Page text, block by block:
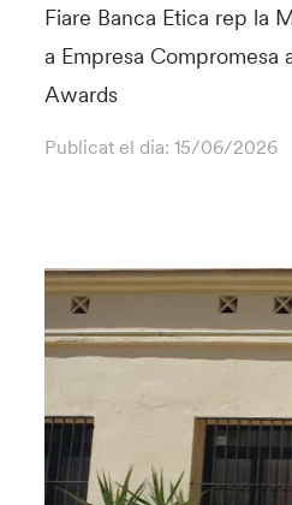
Fiare Banca Etica rep la
a Empresa Compromesa
Awards
Publicat el dia:15/06/2026